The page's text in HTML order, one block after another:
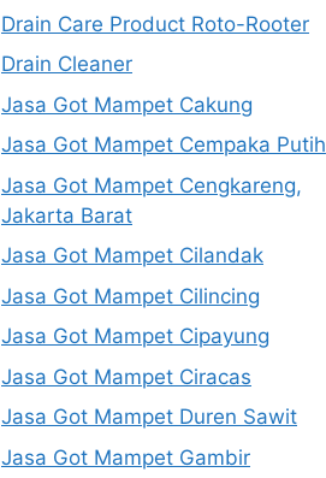
Drain Care Product Roto-Rooter
Drain Cleaner
Jasa Got Mampet Cakung
Jasa Got Mampet Cempaka Putih
Jasa Got Mampet Cengkareng,
Jakarta Barat
Jasa Got Mampet Cilandak
Jasa Got Mampet Cilincing
Jasa Got Mampet Cipayung
Jasa Got Mampet Ciracas
Jasa Got Mampet Duren Sawit
Jasa Got Mampet Gambir